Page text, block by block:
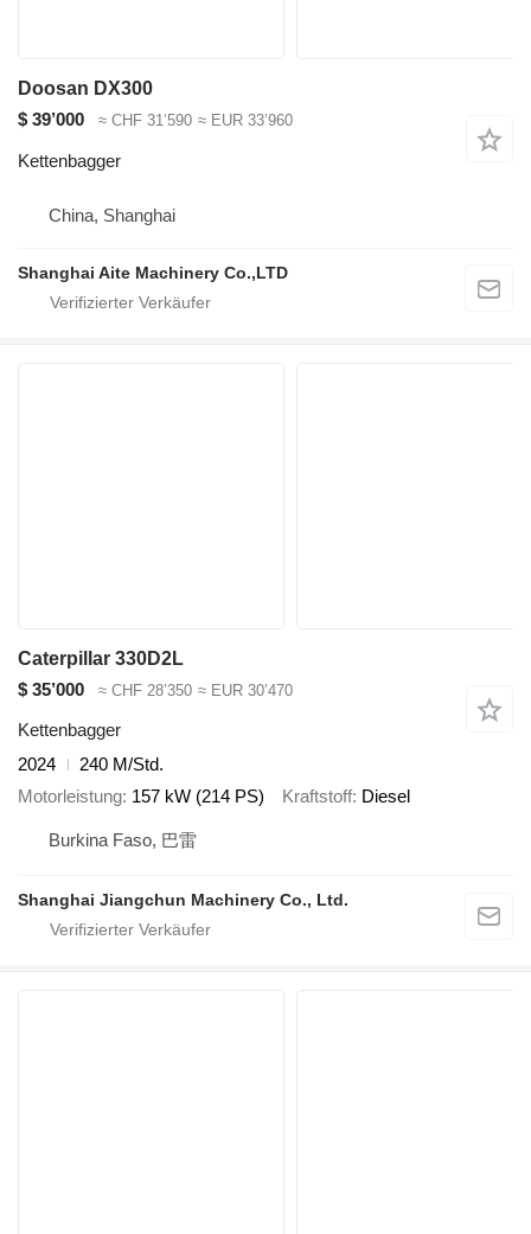
Doosan DX300
$ 39’000
≈ CHF 31’590 ≈ EUR 33’960
Kettenbagger
China, Shanghai
Shanghai Aite Machinery Co.,LTD
Caterpillar 330D2L
$ 35’000
≈ CHF 28’350 ≈ EUR 30’470
Kettenbagger
2024
240 M/Std.
Motorleistung 157 kW (214 PS) Kraftstoff Diesel
Burkina Faso, 巴雷
Shanghai Jiangchun Machinery Co., Ltd.